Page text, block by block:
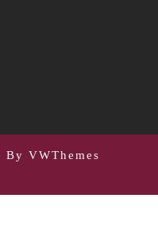
By VWThemes